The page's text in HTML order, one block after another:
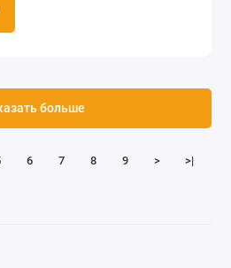
6 7 8 9 > >|
больше